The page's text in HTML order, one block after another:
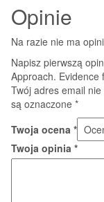
Opinie
Na razie nie ma
Napisz pierwszą
Approach. Evidence
Twój adres email
są oznaczone *
Twoja ocena *
Twoja opinia *